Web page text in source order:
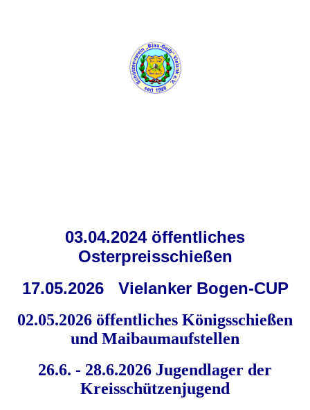
03.04.2024 öffentliches
Osterpreisschießen
17.05.2026 Vielanker Bogen-CUP
02.05.2026 öffentliches Königsschießen
und Maibaumaufstellen
26.6. - 28.6.2026 Jugendlager der
Kreisschützenjugend